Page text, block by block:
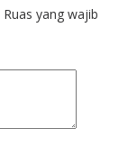
Ruas yang wajib